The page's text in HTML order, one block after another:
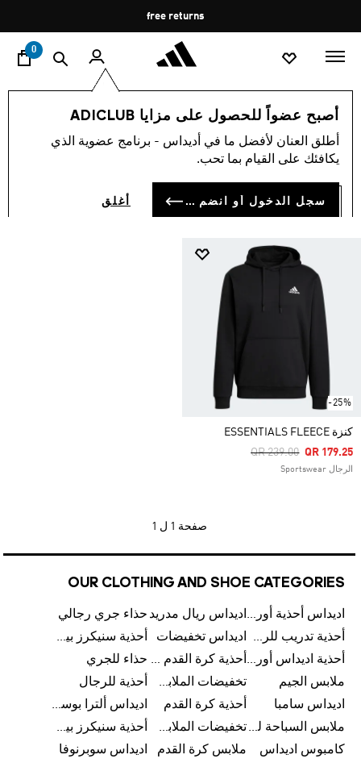
Pause
promotion
rotation
free returns
0
أصبح عضواً للحصول على مزايا ADICLUB
أطلق العنان لأفضل ما في أديداس - برنامج عضوية الذي
يكافئك على القيام بما تحب.
سجل الدخول أو انضم الآن أغلق
مستوحى من الرياضة
مستوحى من الرياضة (1)
-25%
كنزة ESSENTIALS FLEECE
Price Reduced From
QR 239.00ToQR 179.25
الرجال Sportswear
صفحة 1 ل 1
OUR CLOTHING AND SHOE CATEGORIES
اديداس أحذية أورجينالز اديداس ريال مدريد حذاء جري رجالي
أحذية تدريب للرجال
اديداس تخفيضات
أحذية سنيكرز بيضاء للرجال
أحذية اديداس أورجينال للنساء
أحذية كرة القدم للرجال حذاء للجري
ملابس الجيم
تخفيضات الملابس للأطفال
أحذية للرجال
اديداس سامبا
أحذية كرة القدم
اديداس ألترا بوست
ملابس السباحة للرجال
تخفيضات الملابس الرياضية
أحذية سنيكرز بيضاء للرجال
كامبوس اديداس
ملابس كرة القدم
اديداس سوبرنوفا